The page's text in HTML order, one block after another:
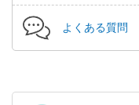
よくある質問